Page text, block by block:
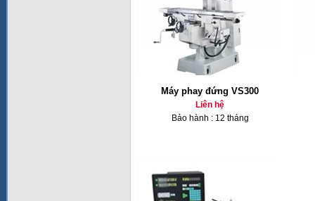
Máy phay đứng VS300
Liên hệ
Bảo hành : 12 tháng